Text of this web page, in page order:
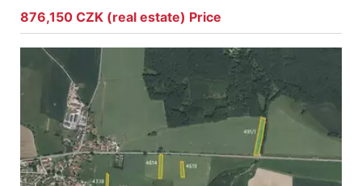
876,150 CZK (real estate) Price